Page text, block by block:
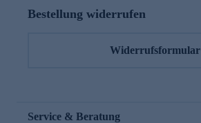
Bestellung widerrufen
Widerrufsformular
Service & Beratung